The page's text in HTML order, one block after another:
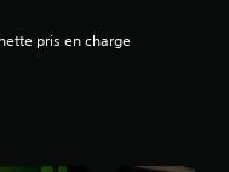
pris en charge